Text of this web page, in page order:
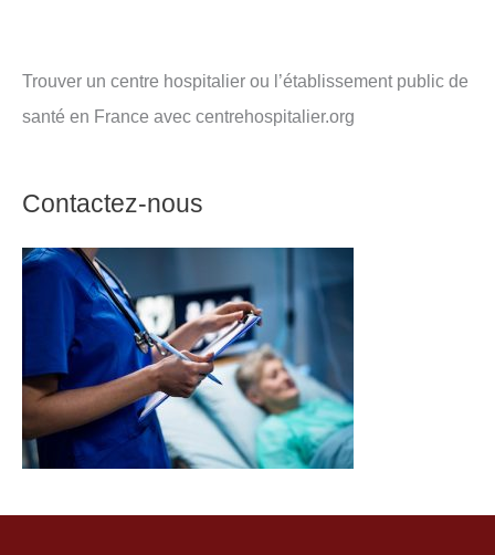
Trouver un centre hospitalier ou l’établissement public de
santé en France avec centrehospitalier.org
Contactez-nous